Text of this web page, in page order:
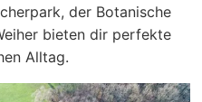
der Botanische
bieten dir perfekte
Alltag.